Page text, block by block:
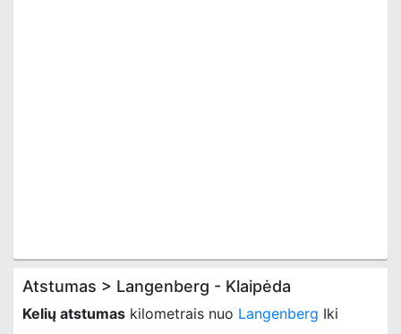
Atstumas > Langenberg - Klaipėda
Kelių atstumas kilometrais nuo Langenberg Iki